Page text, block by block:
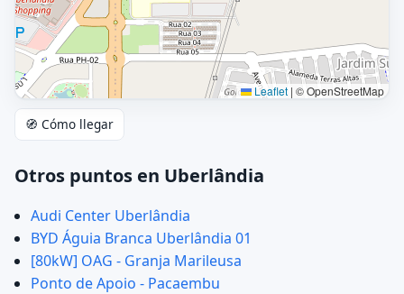
Leaflet | © OpenStreetMap
🧭 Cómo llegar
Otros puntos en Uberlândia
Audi Center Uberlândia
BYD Águia Branca Uberlândia 01
[80kW] OAG - Granja Marileusa
Ponto de Apoio - Pacaembu